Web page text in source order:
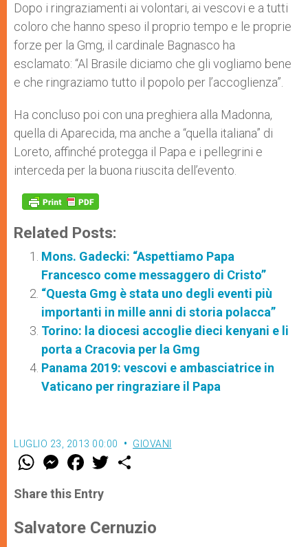
Dopo i ringraziamenti ai volontari, ai vescovi e a tutti
coloro che hanno speso il proprio tempo e le proprie
forze per la Gmg, il cardinale Bagnasco ha
esclamato: “Al Brasile diciamo che gli vogliamo bene
e che ringraziamo tutto il popolo per l’accoglienza”.
Ha concluso poi con una preghiera alla Madonna,
quella di Aparecida, ma anche a “quella italiana” di
Loreto, affinché protegga il Papa e i pellegrini e
interceda per la buona riuscita dell’evento.
Related Posts:
Mons. Gadecki: “Aspettiamo Papa
Francesco come messaggero di Cristo”
“Questa Gmg è stata uno degli eventi più
importanti in mille anni di storia polacca”
Torino: la diocesi accoglie dieci kenyani e li
porta a Cracovia per la Gmg
Panama 2019: vescovi e ambasciatrice in
Vaticano per ringraziare il Papa
LUGLIO 23, 2013 00:00 GIOVANI
W
t
s
p
p
M
e
s
e
g
e
F
a
e
b
o
k
w
r
Share this Entry
Salvatore Cernuzio